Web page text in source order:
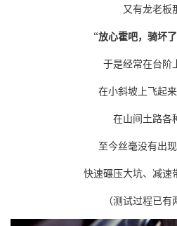
又有龙老板
“放心霍吧，骑坏了
于是经常在台阶
在小斜坡上飞起
在山间土路各
至今丝毫没有出
快速碾压大坑、减速
（测试过程已有